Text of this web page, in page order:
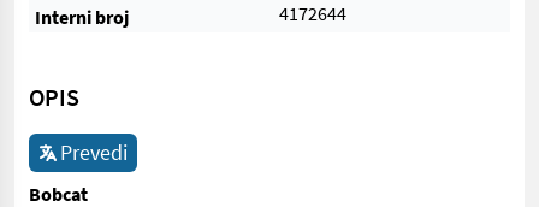
Interni broj
4172644
OPIS
Prevedi
Bobcat